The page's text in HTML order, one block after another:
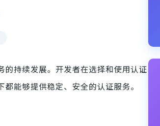
持续发展。开发者在选择和使用认证
能够提供稳定、安全的认证服务。